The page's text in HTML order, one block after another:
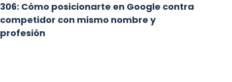
306: Cómo posicionarte en Google contra
competidor con mismo nombre y
profesión